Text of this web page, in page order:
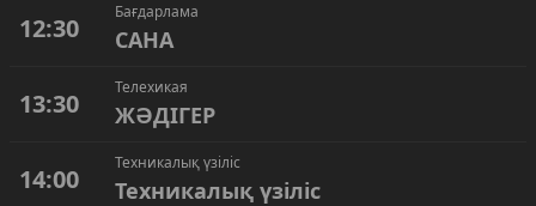
12:30
Бағдарлама
САНА
13:30
Телехикая
ЖӘДІГЕР
14:00
Техникалық үзіліс
Техникалық үзіліс